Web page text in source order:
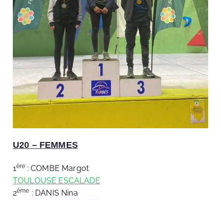
U20 – FEMMES
1ère : COMBE Margot
TOULOUSE ESCALADE
2ème : DANIS Nina